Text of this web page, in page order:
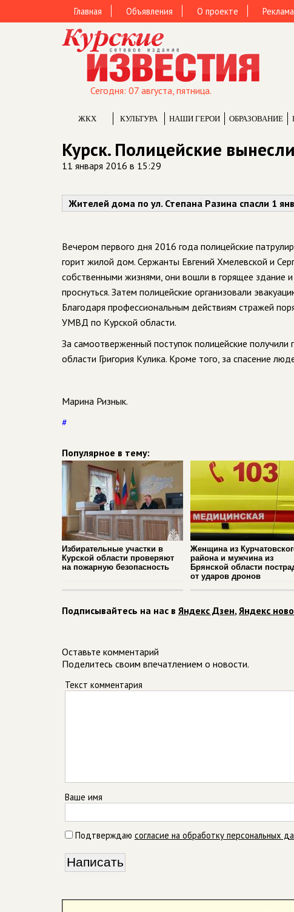
Главная Объявления О проекте Реклама
Сегодня: 07 августа, пятница.
ЖКХ КУЛЬТУРА НАШИ ГЕРОИ ОБРАЗОВАНИЕ
Курск. Полицейские
11 января 2016 в 15:29
Жителей дома по ул. Степана Разина спасли 1
Вечером первого дня 2016 года полицейские
горит жилой дом. Сержанты Евгений Хмелевской и
собственными жизнями, они вошли в горящее здание
проснуться. Затем полицейские организовали
Благодаря профессиональным действиям стражей
УМВД по Курской области.
За самоотверженный поступок полицейские
области Григория Кулика. Кроме того, за спасение
Марина Ризнык.
#
Популярное в тему:
Избирательные участки в
Курской области проверяют
на пожарную безопасность
Женщина из
района и мужчина из
Брянской области
от ударов дронов
Подписывайтесь на нас в Яндекс Дзен,Яндекс
Оставьте комментарий
Поделитесь своим впечатлением о новости.
Текст комментария
Ваше имя
Подтверждаю согласие на обработку персональных